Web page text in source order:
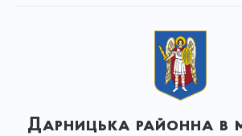
Дарницька районна в